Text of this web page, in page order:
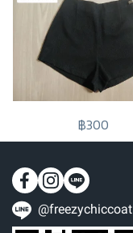
฿300
@freezychiccoat